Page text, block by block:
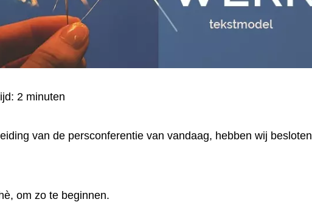
2 minuten
van de persconferentie van vandaag, hebben wij besloten
om zo te beginnen.